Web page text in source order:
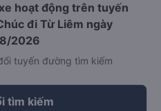
hoạt động trên tuyến
đi Từ Liêm ngày
2026
tuyến đường tìm kiếm
tìm kiếm